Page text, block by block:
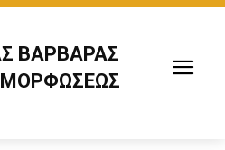
ΒΑΡΒΑΡΑΣ